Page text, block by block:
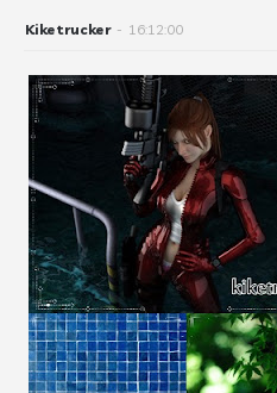
Kiketrucker - 16:12:00